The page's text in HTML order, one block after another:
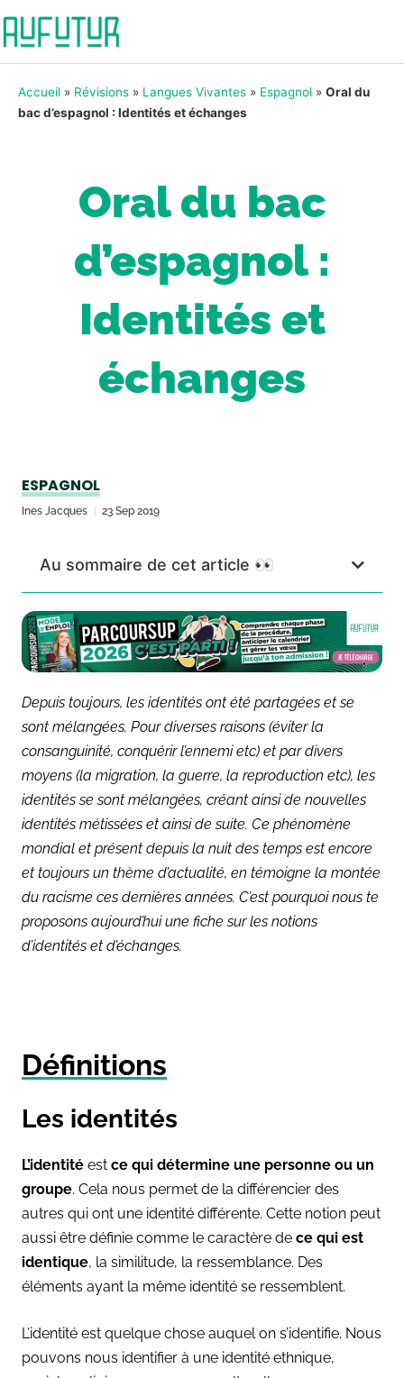
Accueil » Révisions » Langues Vivantes » Espagnol » Oral du
bac d’espagnol : Identités et échanges
Oral du bac
d’espagnol :
Identités et
échanges
ESPAGNOL
Ines Jacques 23 Sep 2019
Au sommaire de cet article 👀
Depuis toujours, les identités ont été partagées et se
sont mélangées. Pour diverses raisons (éviter la
consanguinité, conquérir l’ennemi etc) et par divers
moyens (la migration, la guerre, la reproduction etc), les
identités se sont mélangées, créant ainsi de nouvelles
identités métissées et ainsi de suite. Ce phénomène
mondial et présent depuis la nuit des temps est encore
et toujours un thème d’actualité, en témoigne la montée
du racisme ces dernières années. C’est pourquoi nous te
proposons aujourd’hui une fiche sur les notions
d’identités et d’échanges.
Définitions
Les identités
L’identité est ce qui détermine une personne ou un
groupe. Cela nous permet de la différencier des
autres qui ont une identité différente. Cette notion peut
aussi être définie comme le caractère de ce qui est
identique, la similitude, la ressemblance. Des
éléments ayant la même identité se ressemblent.
L’identité est quelque chose auquel on s’identifie. Nous
pouvons nous identifier à une identité ethnique,